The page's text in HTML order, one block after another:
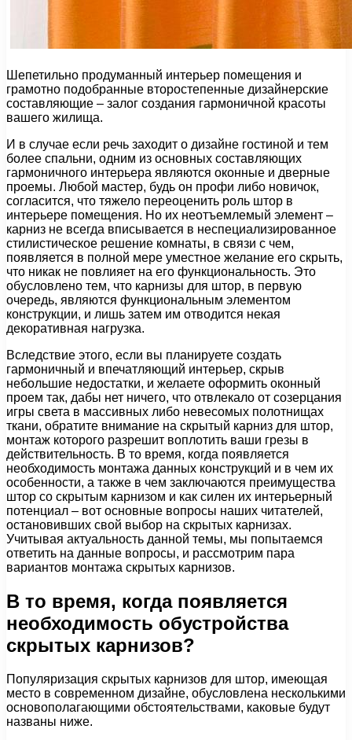
Шепетильно продуманный интерьер помещения и
грамотно подобранные второстепенные дизайнерские
составляющие – залог создания гармоничной красоты
вашего жилища.
И в случае если речь заходит о дизайне гостиной и тем
более спальни, одним из основных составляющих
гармоничного интерьера являются оконные и дверные
проемы. Любой мастер, будь он профи либо новичок,
согласится, что тяжело переоценить роль штор в
интерьере помещения. Но их неотъемлемый элемент –
карниз не всегда вписывается в неспециализированное
стилистическое решение комнаты, в связи с чем,
появляется в полной мере уместное желание его скрыть,
что никак не повлияет на его функциональность. Это
обусловлено тем, что карнизы для штор, в первую
очередь, являются функциональным элементом
конструкции, и лишь затем им отводится некая
декоративная нагрузка.
Вследствие этого, если вы планируете создать
гармоничный и впечатляющий интерьер, скрыв
небольшие недостатки, и желаете оформить оконный
проем так, дабы нет ничего, что отвлекало от созерцания
игры света в массивных либо невесомых полотнищах
ткани, обратите внимание на скрытый карниз для штор,
монтаж которого разрешит воплотить ваши грезы в
действительность. В то время, когда появляется
необходимость монтажа данных конструкций и в чем их
особенности, а также в чем заключаются преимущества
штор со скрытым карнизом и как силен их интерьерный
потенциал – вот основные вопросы наших читателей,
остановивших свой выбор на скрытых карнизах.
Учитывая актуальность данной темы, мы попытаемся
ответить на данные вопросы, и рассмотрим пара
вариантов монтажа скрытых карнизов.
В то время, когда появляется
необходимость обустройства
скрытых карнизов?
Популяризация скрытых карнизов для штор, имеющая
место в современном дизайне, обусловлена несколькими
основополагающими обстоятельствами, каковые будут
названы ниже.